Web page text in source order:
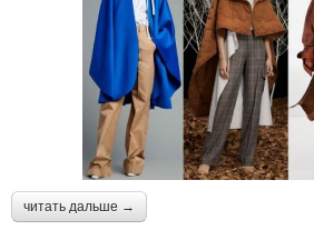
читать дальше →